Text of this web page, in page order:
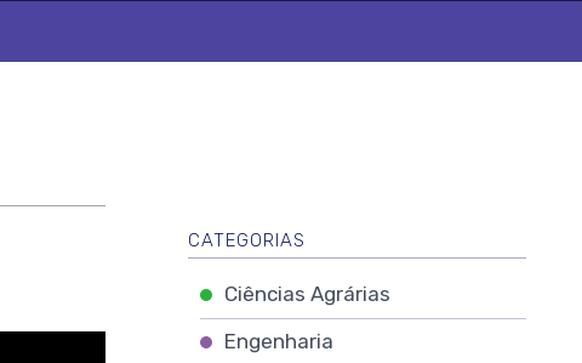
CATEGORIAS
Ciências Agrárias
Engenharia